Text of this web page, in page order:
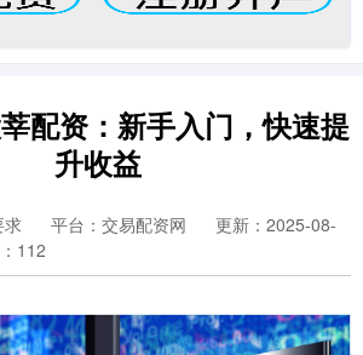
配资：新手入门，快速提
升收益
求 平台：交易配资网
更新：2025-08-
112